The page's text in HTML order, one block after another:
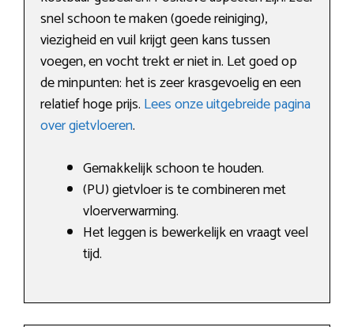
snel schoon te maken (goede reiniging),
viezigheid en vuil krijgt geen kans tussen
voegen, en vocht trekt er niet in. Let goed op
de minpunten: het is zeer krasgevoelig en een
relatief hoge prijs. Lees onze uitgebreide pagina
over gietvloeren.
Gemakkelijk schoon te houden.
(PU) gietvloer is te combineren met
vloerverwarming.
Het leggen is bewerkelijk en vraagt veel
tijd.